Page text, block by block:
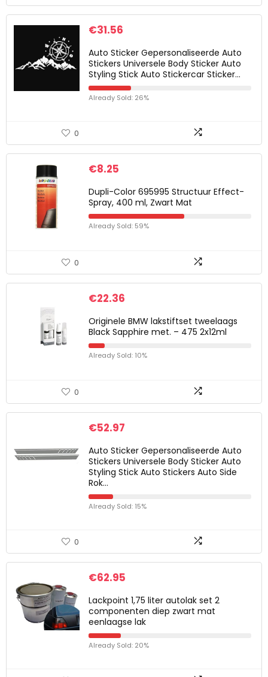
€31.56
Auto Sticker Gepersonaliseerde Auto
Stickers Universele Body Sticker Auto
Styling Stick Auto Stickercar Sticker…
Already Sold: 26%
0
€8.25
Dupli-Color 695995 Structuur Effect-
Spray, 400 ml, Zwart Mat
Already Sold: 59%
0
€22.36
Originele BMW lakstiftset tweelaags
Black Sapphire met. – 475 2x12ml
Already Sold: 10%
0
€52.97
Auto Sticker Gepersonaliseerde Auto
Stickers Universele Body Sticker Auto
Styling Stick Auto Stickers Auto Side
Rok…
Already Sold: 15%
0
€62.95
Lackpoint 1,75 liter autolak set 2
componenten diep zwart mat
eenlaagse lak
Already Sold: 20%